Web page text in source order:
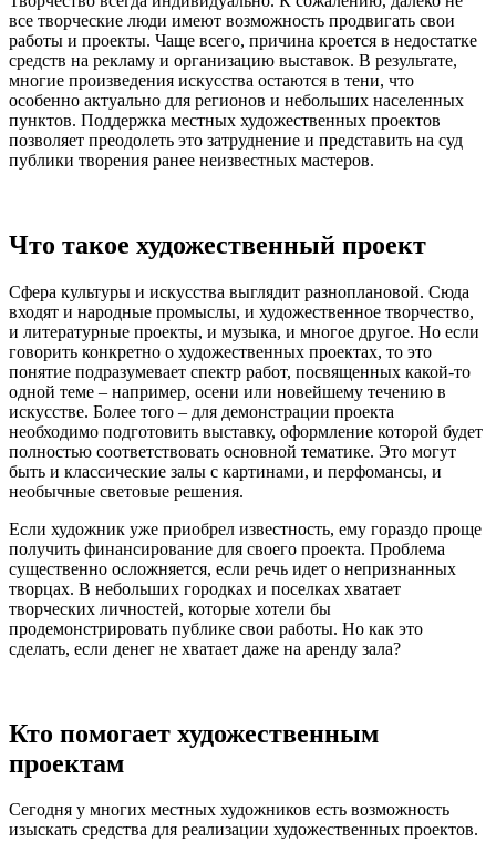
все творческие люди имеют возможность продвигать свои
работы и проекты. Чаще всего, причина кроется в недостатке
средств на рекламу и организацию выставок. В результате,
многие произведения искусства остаются в тени, что
особенно актуально для регионов и небольших населенных
пунктов. Поддержка местных художественных проектов
позволяет преодолеть это затруднение и представить на суд
публики творения ранее неизвестных мастеров.
Что такое художественный проект
Сфера культуры и искусства выглядит разноплановой. Сюда
входят и народные промыслы, и художественное творчество,
и литературные проекты, и музыка, и многое другое. Но если
говорить конкретно о художественных проектах, то это
понятие подразумевает спектр работ, посвященных какой-то
одной теме – например, осени или новейшему течению в
искусстве. Более того – для демонстрации проекта
необходимо подготовить выставку, оформление которой будет
полностью соответствовать основной тематике. Это могут
быть и классические залы с картинами, и перфомансы, и
необычные световые решения.
Если художник уже приобрел известность, ему гораздо проще
получить финансирование для своего проекта. Проблема
существенно осложняется, если речь идет о непризнанных
творцах. В небольших городках и поселках хватает
творческих личностей, которые хотели бы
продемонстрировать публике свои работы. Но как это
сделать, если денег не хватает даже на аренду зала?
Кто помогает художественным
проектам
Сегодня у многих местных художников есть возможность
изыскать средства для реализации художественных проектов.